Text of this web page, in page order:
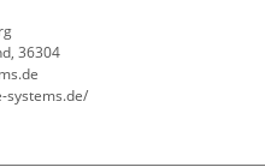
36304
systems.de/